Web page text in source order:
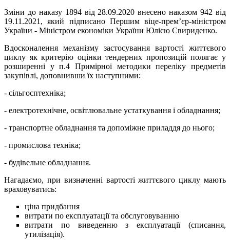
Зміни до наказу 1894 від 28.09.2020 внесено наказом 942 від
19.11.2021, який підписано Першим віце-прем’єр-міністром
України - Міністром економіки України Юлією Свириденко.
Вдосконалення механізму застосування вартості життєвого
циклу як критерію оцінки тендерних пропозицій полягає у
розширенні у п.4 Примірноі методики переліку предметів
закупівлі, доповнивши їх наступними:
- сільгосптехніка;
- електротехнічне, освітлювальне устаткування і обладнання;
- транспортне обладнання та допоміжне приладдя до нього;
- промислова техніка;
- будівельне обладнання.
Нагадаємо, при визначенні вартості життєвого циклу мають
враховуватись:
ціна придбання
витрати по експлуатації та обслуговуванню
витрати по виведенню з експлуатації (списання,
утилізація).